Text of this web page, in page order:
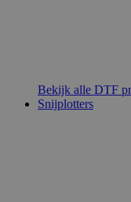
Bekijk alle DTF
Snijplotters